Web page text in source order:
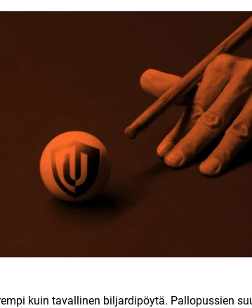
kuin tavallinen biljardipöytä. Pallopussien